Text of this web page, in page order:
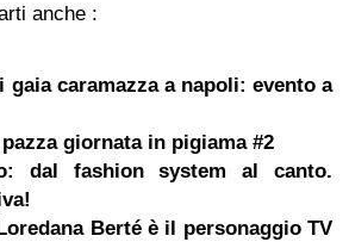
anche :
caramazza a napoli: evento a
giornata in pigiama #2
dal fashion system al canto.
Berté è il personaggio TV